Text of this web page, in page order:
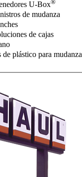
U-Box®
de mudanza
de cajas
de plástico para mudanza